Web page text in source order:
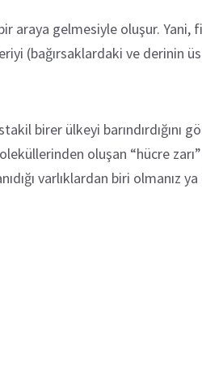
araya gelmesiyle oluşur. Yani,
(bağırsaklardaki ve derinin
birer ülkeyi barındırdığını
oluşan “hücre zarı”
varlıklardan biri olmanız